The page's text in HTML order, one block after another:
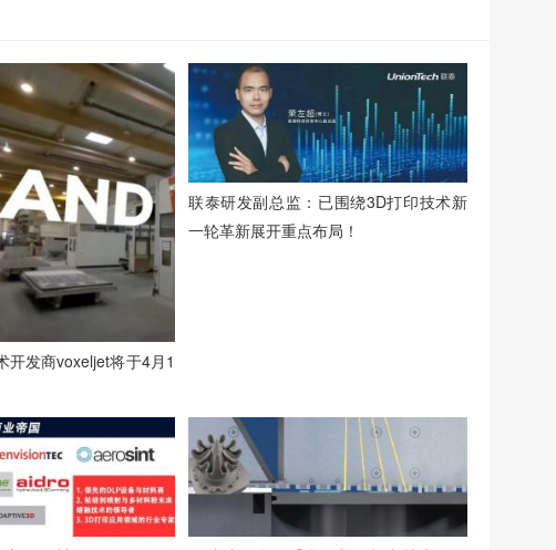
开发商voxeljet将于4月1
联泰研发副总监：已围绕3D打印技术新
一轮革新展开重点布局！